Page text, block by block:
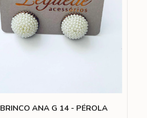
BRINCO ANA G 14 - PÉROLA